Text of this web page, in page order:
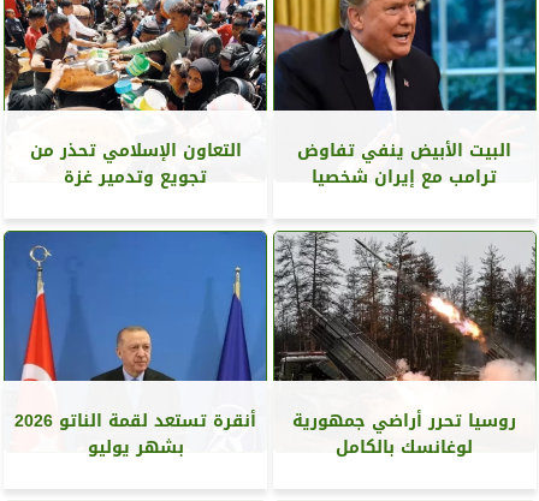
البيت الأبيض ينفي تفاوض
ترامب مع إيران شخصيا
التعاون الإسلامي تحذر من
تجويع وتدمير غزة
روسيا تحرر أراضي جمهورية
لوغانسك بالكامل
أنقرة تستعد لقمة الناتو 2026
بشهر يوليو